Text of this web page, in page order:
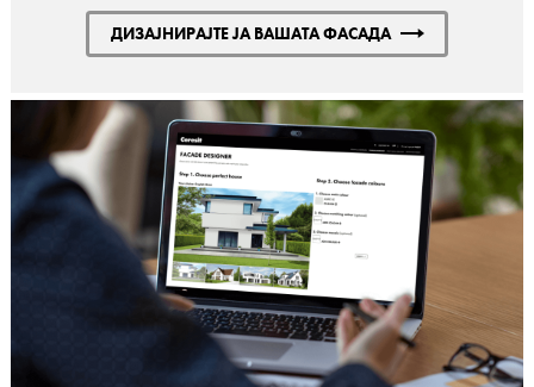
ДИЗАЈНИРАЈТЕ ЈА ВАШАТА ФАСАДА